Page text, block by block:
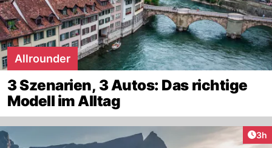
Allrounder
3 Szenarien, 3 Autos: Das richtige
Modell im Alltag
3h